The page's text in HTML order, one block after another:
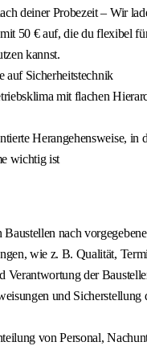
deiner Probezeit – Wir
50 € auf, die du flexibel
kannst.
auf Sicherheitstechnik
mit flachen
Herangehensweise, in
wichtig ist
nach
wie z. B. Qualität,
Verantwortung der
und
von Personal,